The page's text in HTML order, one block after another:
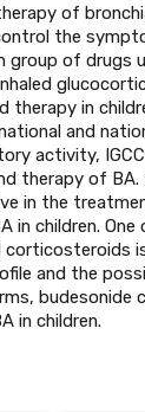
of
the
group of
therapy in
and
activity,
therapy of
in the
in children.
corticosteroids
and the
budesonide
in children.